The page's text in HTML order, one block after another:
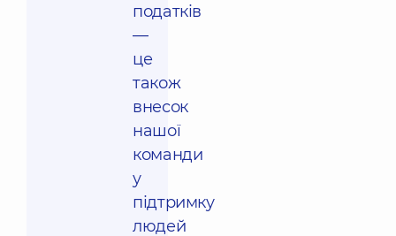
податків
—
це
також
внесок
нашої
команди
у
підтримку
людей